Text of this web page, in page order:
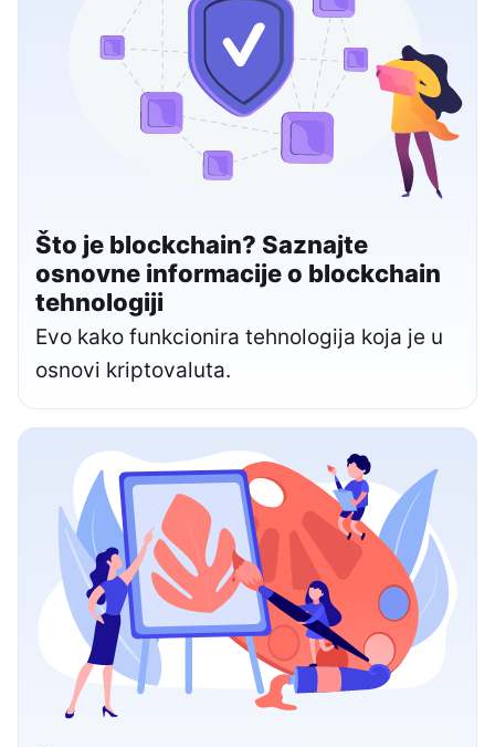
Što je blockchain? Saznajte
osnovne informacije o blockchain
tehnologiji
Evo kako funkcionira tehnologija koja je u
osnovi kriptovaluta.